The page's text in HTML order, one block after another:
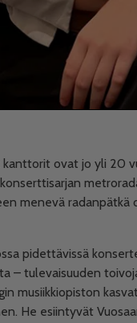
kanttorit ovat jo yli 20
menevä
pidettävissä
– tulevaisuuden
musiikkiopiston
He esiintyvät